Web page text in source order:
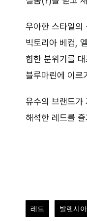
우아한 스타일의
빅토리아 베컴,
힙한 분위기를
블루마린에 이르
유수의 브랜드가
해석한 레드를
레드 발렌시